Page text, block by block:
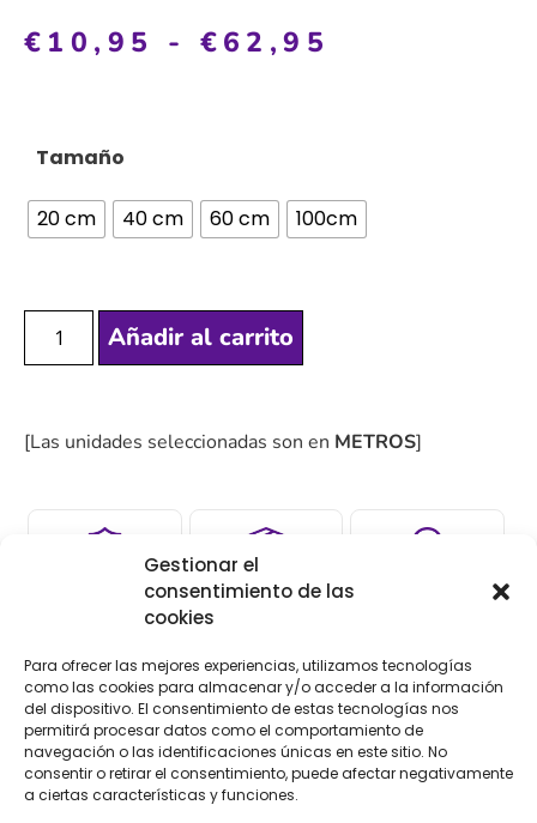
Gestionar el
consentimiento de las
cookies
Para ofrecer las mejores experiencias, utilizamos tecnologías
como las cookies para almacenar y/o acceder a la información
del dispositivo. El consentimiento de estas tecnologías nos
permitirá procesar datos como el comportamiento de
navegación o las identificaciones únicas en este sitio. No
consentir o retirar el consentimiento, puede afectar negativamente
a ciertas características y funciones.
€ 10,95 - €62,95
Tamaño
20 cm 40 cm 60 cm 100cm
Añadir al carrito
[Las unidades seleccionadas son en METROS]
ENVÍO 24-48H
Descripción Información adicional
Descripción